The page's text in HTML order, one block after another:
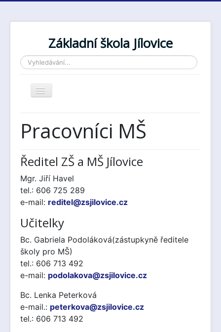
Základní škola Jílovice
Vyhledávání...
Toggle
Pracovníci MŠ
Ředitel ZŠ a MŠ Jílovice
Mgr. Jiří Havel
tel.: 606 725 289
e-mail: reditel@zsjilovice.cz
Učitelky
Bc. Gabriela Podoláková(zástupkyně ředitele
školy pro MŠ)
tel.: 606 713 492
e-mail: podolakova@zsjilovice.cz
Bc. Lenka Peterková
e-mail.: peterkova@zsjilovice.cz
tel.: 606 713 492